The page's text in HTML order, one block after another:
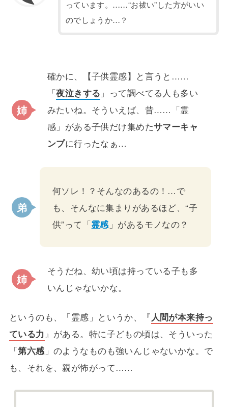
っています。……“お祓い”した方がいい
のでしょうか…？
確かに、【子供霊感】と言うと……
「夜泣きする 」って調べてる人も多い
みたいね。そういえば、昔……「霊
感」がある子供だけ集めたサマーキャ
ンプに行ったなぁ…
何ソレ！？そんなのあるの！…で
も、そんなに集まりがあるほど、“子
供”って「霊感」があるモノなの？
そうだね、幼い頃は持っている子も多
いんじゃないかな。
というのも、「霊感」というか、『 人間が本来持っ
ている力 』がある。特に子どもの頃は、そういった
「第六感」のようなものも強いんじゃないかな。で
も、それを、親が怖がって……